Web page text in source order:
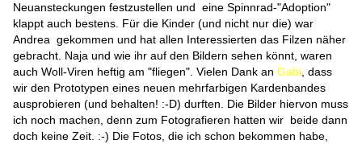
Neuansteckungen festzustellen und eine Spinnrad-"Adoption"
klappt auch bestens. Für die Kinder (und nicht nur die) war
Andrea gekommen und hat allen Interessierten das Filzen näher
gebracht. Naja und wie ihr auf den Bildern sehen könnt, waren
auch Woll-Viren heftig am "fliegen". Vielen Dank an Gabi, dass
wir den Prototypen eines neuen mehrfarbigen Kardenbandes
ausprobieren (und behalten! :-D) durften. Die Bilder hiervon muss
ich noch machen, denn zum Fotografieren hatten wir beide dann
doch keine Zeit. :-) Die Fotos, die ich schon bekommen habe,